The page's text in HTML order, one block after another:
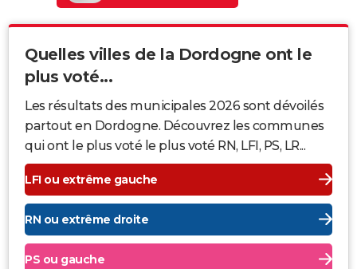
Quelles villes de la Dordogne ont le
plus voté...
Les résultats des municipales 2026 sont dévoilés
partout en Dordogne. Découvrez les communes
qui ont le plus voté le plus voté RN, LFI, PS, LR...
LFI ou extrême gauche
RN ou extrême droite
PS ou gauche